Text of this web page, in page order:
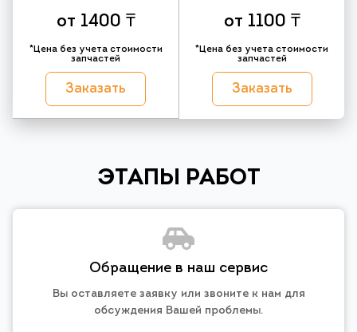
от 1400 ₸
*Цена без учета стоимости
запчастей
Заказать
от 1100 ₸
*Цена без учета стоимости
запчастей
Заказать
ЭТАПЫ РАБОТ
Обращение в наш сервис
Вы оставляете заявку или звоните к нам для
обсуждения Вашей проблемы.